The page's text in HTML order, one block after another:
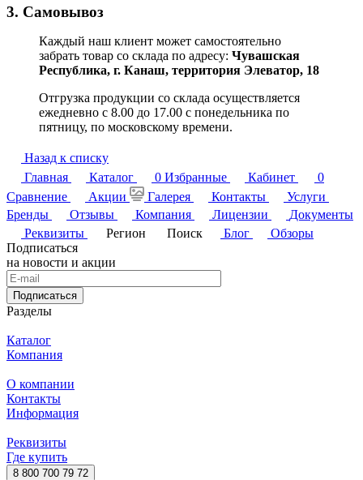
3. Самовывоз
Каждый наш клиент может самостоятельно
забрать товар со склада по адресу: Чувашская
Республика, г. Канаш, территория Элеватор, 18
Отгрузка продукции со склада осуществляется
ежедневно с 8.00 до 17.00 с понедельника по
пятницу, по московскому времени.
Назад к списку
Главная
Каталог 0 Избранные Кабинет
0
Сравнение
Акции Галерея Контакты
Услуги
Бренды
Отзывы Компания Лицензии
Документы
Реквизиты
Регион Поиск Блог
Обзоры
Подписаться
на новости и акции
Подписаться
Разделы
Каталог
Компания
О компании
Контакты
Информация
Реквизиты
Где купить
8 800 700 79 72